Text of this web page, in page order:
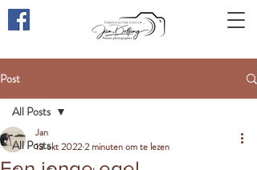
Through the eyes of ...
Post
All Posts
All Posts
Jan
13 okt 20222 minuten om te lezen